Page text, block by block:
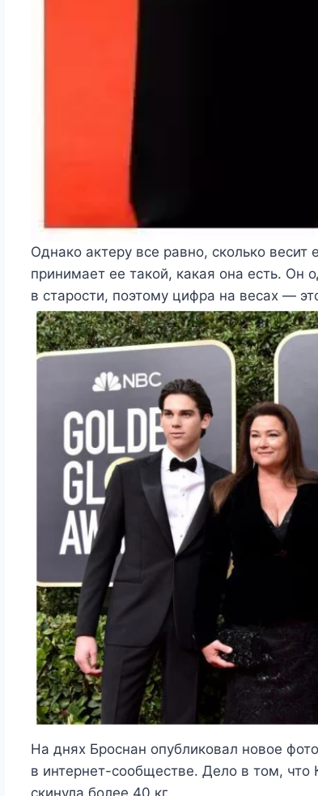
Однако актеру все равно, сколько
принимает ее такой, какая она есть. Он
в старости, поэтому цифра на весах —
На днях Броснан опубликовал новое
в интернет-сообществе. Дело в том, что